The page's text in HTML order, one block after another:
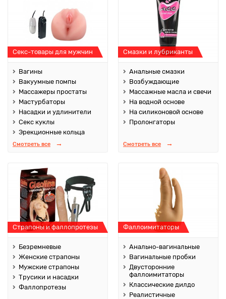
Секс-товары для мужчин
Вагины
Вакуумные помпы
Массажеры простаты
Мастурбаторы
Насадки и удлинители
Секс куклы
Эрекционные кольца
Смотреть все
Смазки и лубриканты
Анальные смазки
Возбуждающие
Массажные масла и свечи
На водной основе
На силиконовой основе
Пролонгаторы
Смотреть все
Страпоны и фаллопротезы
Безремневые
Женские страпоны
Мужские страпоны
Трусики и насадки
Фаллопротезы
Фаллоимитаторы
Анально-вагинальные
Вагинальные пробки
Двусторонние
фаллоимитаторы
Классические дилдо
Реалистичные